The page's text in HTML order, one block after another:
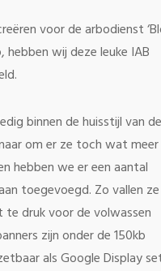
voor de arbodienst
hebben wij deze leuke IAB
binnen de huisstijl van de
om er ze toch wat
hebben we er een aantal
toegevoegd. Zo vallen
te druk voor de volwassen
zijn onder de 150kb
als Google Display